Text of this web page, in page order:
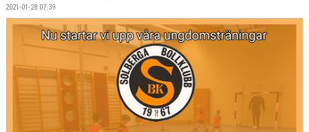
2021-01-28 07:39